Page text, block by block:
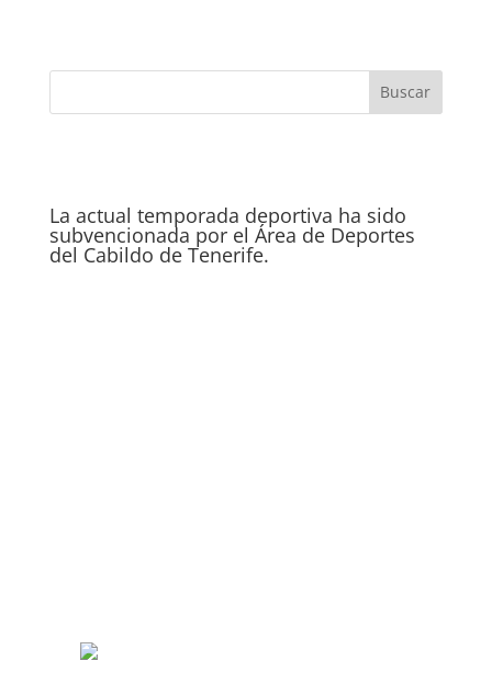
La actual temporada deportiva ha sido
subvencionada por el Área de Deportes
del Cabildo de Tenerife.